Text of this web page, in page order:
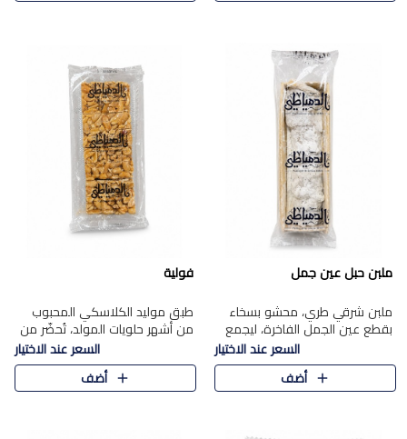
ملبن حبل عين جمل
ملبن شرقي طري، محشو بسخاء
بقطع عين الجمل الفاخرة، ليجمع
بين القوام الناعم وقرمشة الجوز
في مذاق شرقي أصيل.
السعر عند الاختيار
أضف
فولية
طبق موليد الكلاسكي المحبوب
من أشهر حلويات المولد، تُحضّر من
فول سوداني محمص بعناية
ومغلف بطبقة رقيقة من السكر
المكرمل، لتمنحك قرمشة أصيلة
السعر عند الاختيار
أضف